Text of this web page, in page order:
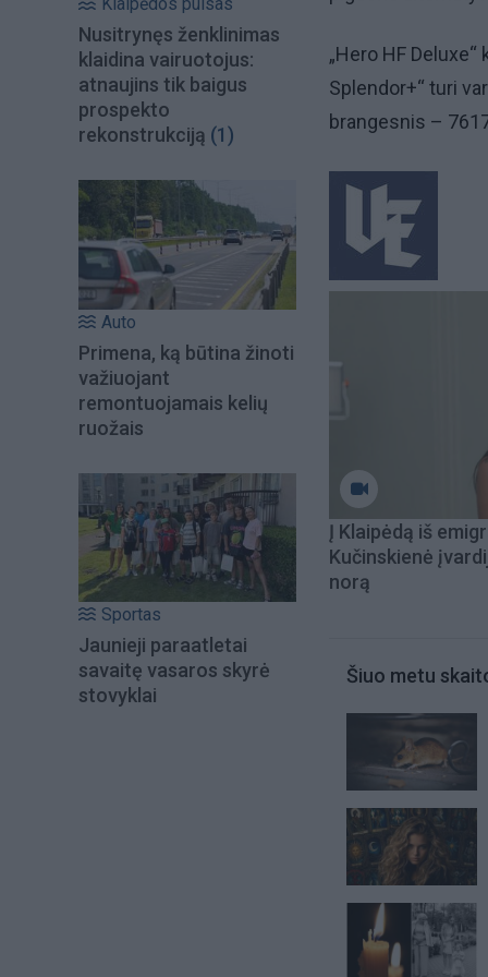
Nusitrynęs ženklinimas
klaidina vairuotojus:
atnaujins tik baigus
prospekto
rekonstrukciją (1)
Auto
Primena, ką būtina žinoti
važiuojant
remontuojamais kelių
ruožais
Sportas
Jaunieji paraatletai
savaitę vasaros skyrė
stovyklai
„Hero HF
Splendor+“ turi
brangesnis –
Į Klaipėdą iš
Kučinskienė
norą
Šiuo metu